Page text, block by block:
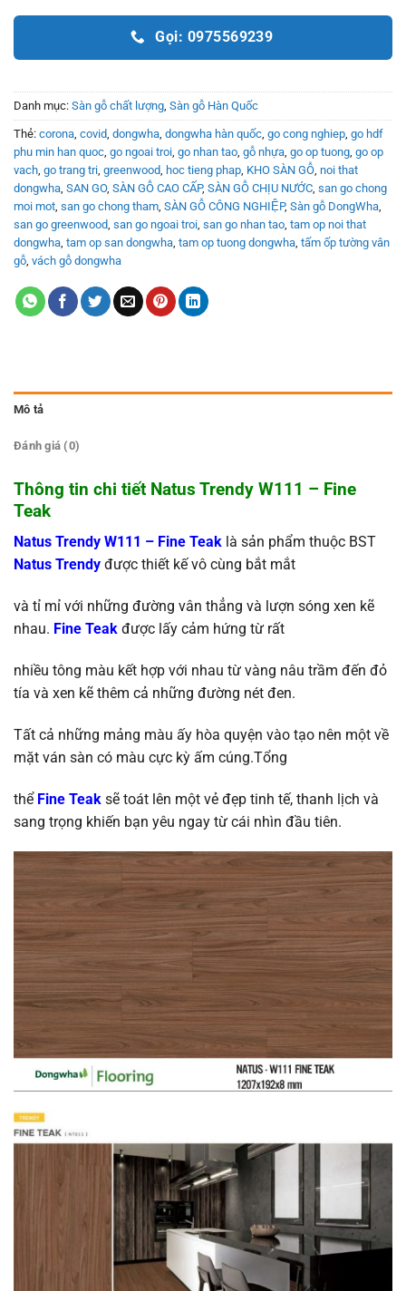
Gọi: 0975569239
Danh mục: Sàn gỗ chất lượng Sàn gỗ Hàn Quốc
Thẻ: corona covid dongwha dongwha hàn quốc go cong nghiep go hdf
phu min han quoc go ngoai troi go nhan tao gỗ nhựa go op tuong go op
vach go trang tri greenwood hoc tieng phap KHO SÀN GỖ noi that
dongwha SAN GO, SÀN GỖ CAO CẤP, SÀN GỖ CHỊU NƯỚC san go chong
moi mot san go chong tham SÀN GỖ CÔNG NGHIỆP, Sàn gỗ DongWha
san go greenwood san go ngoai troi san go nhan tao tam op noi that
dongwha tam op san dongwha tam op tuong dongwha tấm ốp tường vân
gỗ vách gỗ dongwha
Mô tả
Đánh giá (0)
Thông tin chi tiết Natus Trendy W111 – Fine
Teak
Natus Trendy W111 – Fine Teak là sản phẩm thuộc BST
Natus Trendy được thiết kế vô cùng bắt mắt
và tỉ mỉ với những đường vân thẳng và lượn sóng xen kẽ
nhau. Fine Teak được lấy cảm hứng từ rất
nhiều tông màu kết hợp với nhau từ vàng nâu trầm đến đỏ
tía và xen kẽ thêm cả những đường nét đen.
Tất cả những mảng màu ấy hòa quyện vào tạo nên một về
mặt ván sàn có màu cực kỳ ấm cúng.Tổng
thể Fine Teak sẽ toát lên một vẻ đẹp tinh tế, thanh lịch và
sang trọng khiến bạn yêu ngay từ cái nhìn đầu tiên.